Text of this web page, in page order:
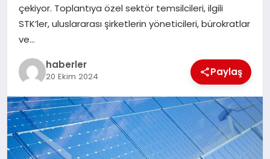
çekiyor. Toplantıya özel sektör temsilcileri, ilgili
STK’ler, uluslararası şirketlerin yöneticileri, bürokratlar
ve…
haberler
20 Ekim 2024 Paylaş